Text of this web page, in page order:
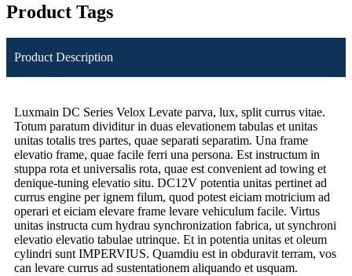
Product Tags
Product Description
Luxmain DC Series Velox Levate parva, lux, split currus vitae.
Totum paratum dividitur in duas elevationem tabulas et unitas
unitas totalis tres partes, quae separati separatim. Una frame
elevatio frame, quae facile ferri una persona. Est instructum in
stuppa rota et universalis rota, quae est convenient ad towing et
denique-tuning elevatio situ. DC12V potentia unitas pertinet ad
currus engine per ignem filum, quod potest eiciam motricium ad
operari et eiciam elevare frame levare vehiculum facile. Virtus
unitas instructa cum hydrau synchronization fabrica, ut synchroni
elevatio elevatio tabulae utrinque. Et in potentia unitas et oleum
cylindri sunt IMPERVIUS. Quamdiu est in obduravit terram, vos
can levare currus ad sustentationem aliquando et usquam.